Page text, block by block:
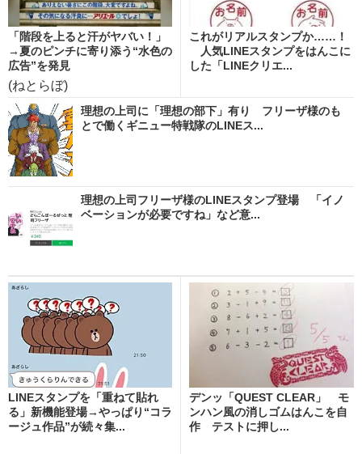
「階段を上ると汗がヤバい！」
→夏のピンチに寄り添う“水色の
広告”を発見
(ねとらぼ)
これがリアルスタンプか……！
人気LINEスタンプをはんこに
した「LINEクリエ...
理想の上司に「理想の部下」有り フリーザ様のも
とで働くギニュー特戦隊のLINEス...
理想の上司フリーザ様のLINEスタンプ登場 「イノ
ベーションが必要ですね」など意...
LINEスタンプを「重ねて貼れ
る」新機能登場→やっぱり“コラ
ージュ作品”が続々集...
デンッ「QUEST CLEAR」 モ
ンハン風の消しゴムはんこを自
作 テストに押し...